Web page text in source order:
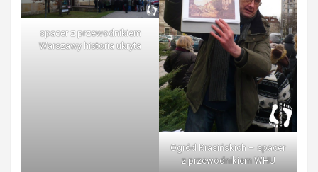
spacer z przewodnikiem
Warszawy historia ukryta
Ogród Krasińskich – spacer
z przewodnikiem WHU